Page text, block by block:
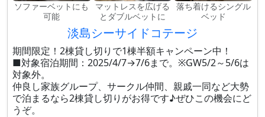
ソファーベットにも
可能
マットレスを広げる
とダブルベットに
落ち着けるシングル
ベッド
淡島シーサイドコテージ
期間限定！2棟貸し切りで1棟半額キャンペーン中！
■対象宿泊期間：2025/4/7→7/6まで。※GW5/2～5/6は
対象外。
仲良し家族グループ、サークル仲間、親戚一同など大勢
で泊まるなら2棟貸し切りがお得です♪ぜひこの機会にど
うぞ。